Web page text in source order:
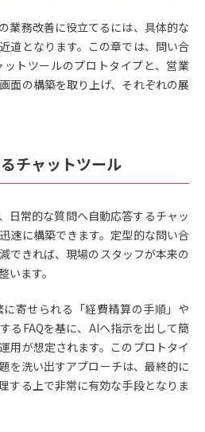
業務改善に役立てるには、具体的な
道となります。この章では、問い合
トツールのプロトタイプと、営業
面の構築を取り上げ、それぞれの展
チャットツール
日常的な質問へ自動応答するチャッ
速に構築できます。定型的な問い合
できれば、現場のスタッフが本来の
います。
寄せられる「経費精算の手順」や
るFAQを基に、AIへ指示を出して簡
用が想定されます。このプロトタイ
を洗い出すアプローチは、最終的に
する上で非常に有効な手段となりま